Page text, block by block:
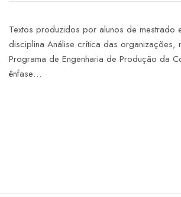
Textos produzidos por alunos de mestrado
disciplina Análise crítica das organizações,
Programa de Engenharia de Produção da
ênfase…